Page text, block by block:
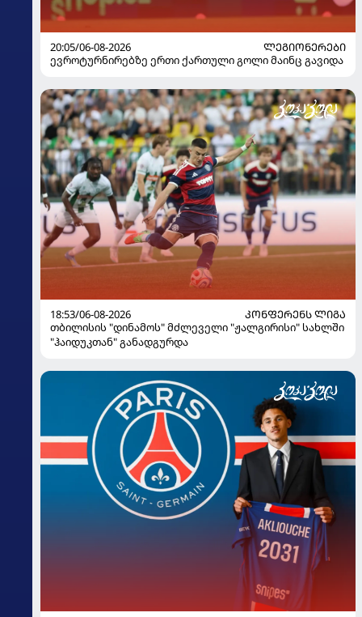
20:05/06-08-2026
ᲚᲔᲒᲘᲝᲜᲔᲠᲔᲑᲘ
ევროტურნირებზე ერთი ქართული გოლი მაინც გავიდა
18:53/06-08-2026
ᲙᲝᲜᲤᲔᲠᲔᲜᲡ ᲚᲘᲒᲐ
თბილისის "დინამოს" მძლეველი "ჟალგირისი" სახლში
"ჰაიდუკთან" განადგურდა